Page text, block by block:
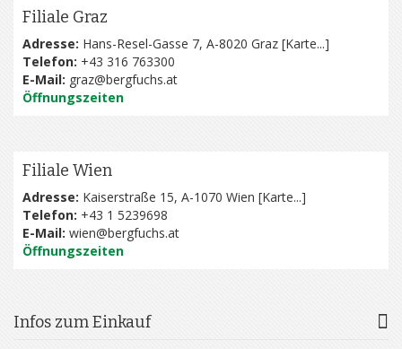
Filiale Graz
Adresse: Hans-Resel-Gasse 7, A-8020 Graz [Karte...]
Telefon: +43 316 763300
E-Mail: graz@bergfuchs.at
Öffnungszeiten
Filiale Wien
Adresse: Kaiserstraße 15, A-1070 Wien [Karte...]
Telefon: +43 1 5239698
E-Mail: wien@bergfuchs.at
Öffnungszeiten
Infos zum Einkauf